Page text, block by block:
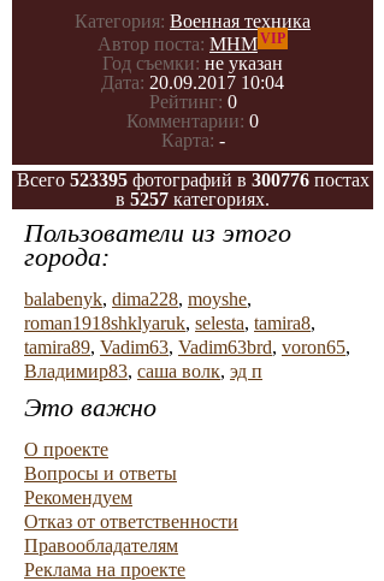
Категория: Военная техника
Автор поста: МНМVIP
Год съемки: не указан
Дата: 20.09.2017 10:04
Рейтинг: 0
Комментарии: 0
Карта: -
Всего 523395фотографий в 300776постах
в 5257 категориях.
Пользователи из этого
города:
balabenyk, dima228, moyshe,
roman1918shklyaruk, selesta, tamira8,
tamira89, Vadim63, Vadim63brd, voron65,
Владимир83, саша волк, эд п
Это важно
О проекте
Вопросы и ответы
Рекомендуем
Отказ от ответственности
Правообладателям
Реклама на проекте